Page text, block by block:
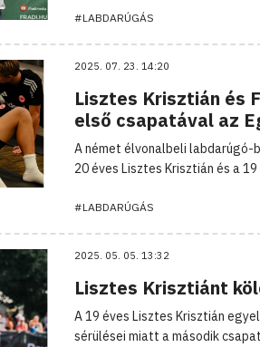
#LABDARÚGÁS
2025. 07. 23. 14:20
Lisztes Krisztián és
első csapatával az
A német élvonalbeli labdarúgó-
20 éves Lisztes Krisztián és a
#LABDARÚGÁS
2025. 05. 05. 13:32
Lisztes Krisztiánt
A 19 éves Lisztes Krisztián
sérülései miatt a második